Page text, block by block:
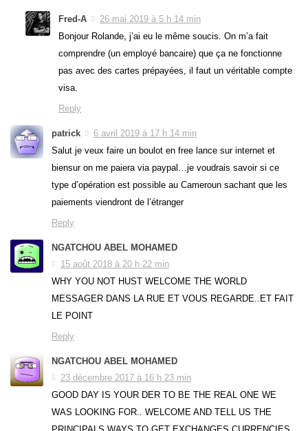
Fred-A
26 mai 2019 à 5 h 14 min
Bonjour Rolande, j’ai eu le même soucis. On m’a fait
comprendre (un employé bancaire) que ça ne fonctionne
pas avec des cartes prépayées, il faut un véritable compte
visa.
Reply
patrick
6 avril 2019 à 17 h 14 min
Salut je veux faire un boulot en free lance sur internet et
biensur on me paiera via paypal…je voudrais savoir si ce
type d’opération est possible au Cameroun sachant que les
paiements viendront de l’étranger
Reply
NGATCHOU ABEL MOHAMED
15 août 2018 à 20 h 22 min
WHY YOU NOT HUST WELCOME THE WORLD
MESSAGER DANS LA RUE ET VOUS REGARDE..ET FAIT
LE POINT
Reply
NGATCHOU ABEL MOHAMED
23 décembre 2017 à 16 h 23 min
GOOD DAY IS YOUR DER TO BE THE REAL ONE WE
WAS LOOKING FOR.. WELCOME AND TELL US THE